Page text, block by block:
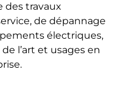
des travaux
de dépannage
électriques,
l’art et usages en